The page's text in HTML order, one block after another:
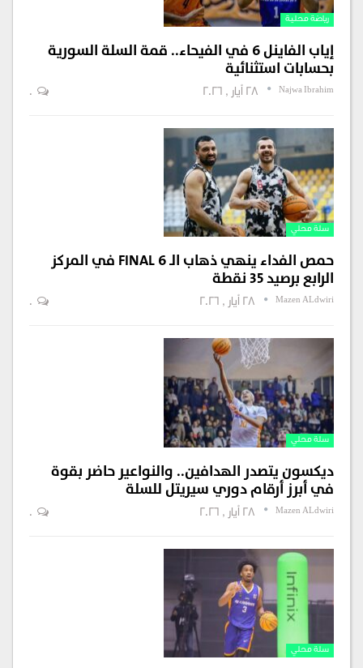
رياضة محلية
إياب الفاينل 6 في الفيحاء.. قمة السلة السورية
بحسابات استثنائية
Najwa Ibrahim 28 أيار , 2026 0
سلة محلي
حمص الفداء ينهي ذهاب الـ FINAL 6 في المركز
الرابع برصيد 35 نقطة
Mazen ALdwiri 28 أيار , 2026 0
سلة محلي
ديكسون يتصدر الهدافين.. والنواعير حاضر بقوة
في أبرز أرقام دوري سيريتل للسلة
Mazen ALdwiri 28 أيار , 2026 0
سلة محلي